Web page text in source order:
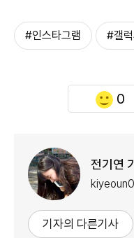
#인스타그램 #갤럭
0
전기연
기자의 다른기사